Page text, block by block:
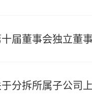
届董事会独立董
分拆所属子公司